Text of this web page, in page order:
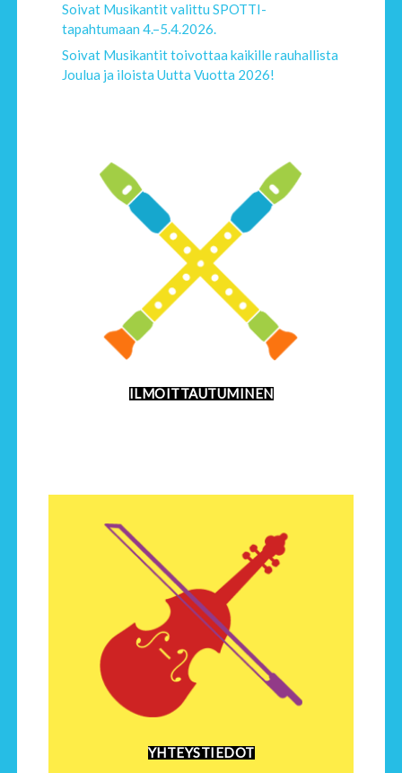
Soivat Musikantit valittu SPOTTI-
tapahtumaan 4.–5.4.2026.
Soivat Musikantit toivottaa kaikille rauhallista
Joulua ja iloista Uutta Vuotta 2026!
ILMOITTAUTUMINEN
YHTEYSTIEDOT